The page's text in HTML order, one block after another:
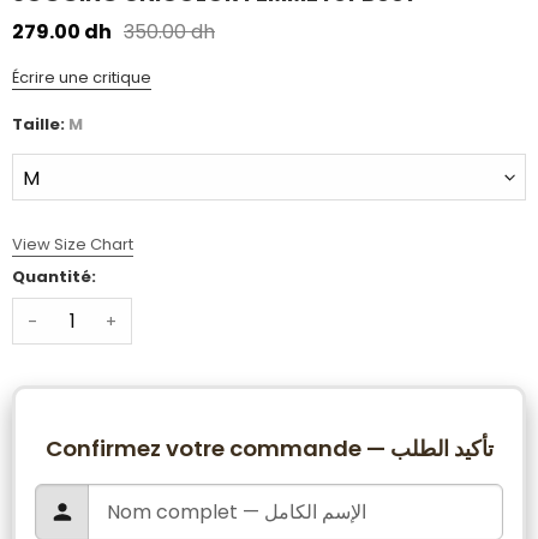
279.00 dh 350.00 dh
Écrire une critique
Taille: M
View Size Chart
Quantité:
- +
Confirmez votre commande — تأكيد الطلب